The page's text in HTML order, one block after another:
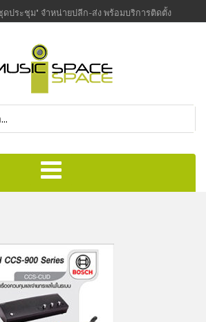
ประชุม" จำหน่ายปลีก-ส่ง พร้อมบริการติดตั้ง